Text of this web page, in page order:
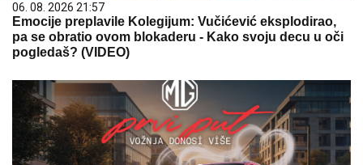
06. 08. 2026 21:57
Emocije preplavile Kolegijum: Vučićević eksplodirao,
pa se obratio ovom blokaderu - Kako svoju decu u oči
pogledaš? (VIDEO)